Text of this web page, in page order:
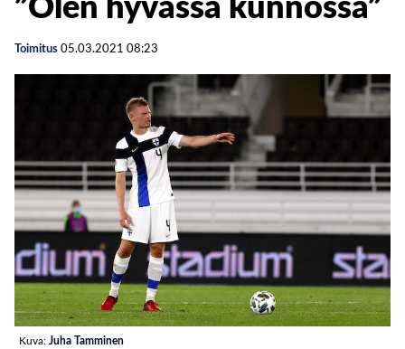
”Olen hyvässä kunnossa”
Toimitus 05.03.2021 08:23
Kuva: Juha Tamminen